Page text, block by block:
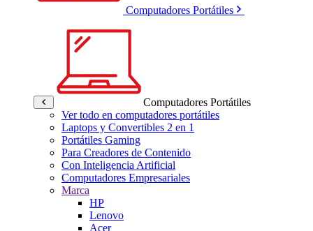
Computadores Portátiles
Computadores Portátiles
Ver todo en computadores portátiles
Laptops y Convertibles 2 en 1
Portátiles Gaming
Para Creadores de Contenido
Con Inteligencia Artificial
Computadores Empresariales
Marca
HP
Lenovo
Acer